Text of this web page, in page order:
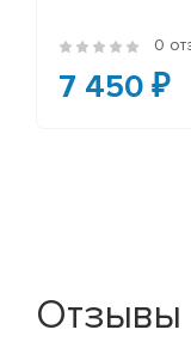
0
7 450 ₽
Отзывы